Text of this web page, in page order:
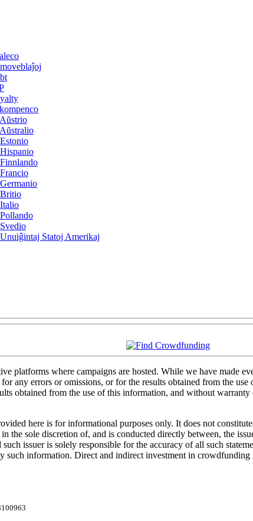
Statoj Amerikaj
platforms where campaigns are hosted. While we have made
any errors or omissions, or for the results obtained from the
obtained from the use of this information, and without
here is for informational purposes only. It does not
the sole discretion of, and is conducted directly between, the
issuer is solely responsible for the accuracy of all such
such information. Direct and indirect investment in